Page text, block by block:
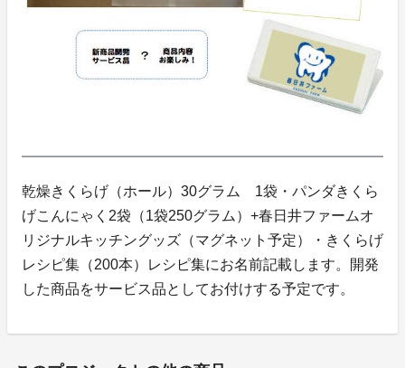
乾燥きくらげ（ホール）30グラム 1袋・パンダきくら
げこんにゃく2袋（1袋250グラム）+春日井ファームオ
リジナルキッチングッズ（マグネット予定）・きくらげ
レシピ集（200本）レシピ集にお名前記載します。開発
した商品をサービス品としてお付けする予定です。